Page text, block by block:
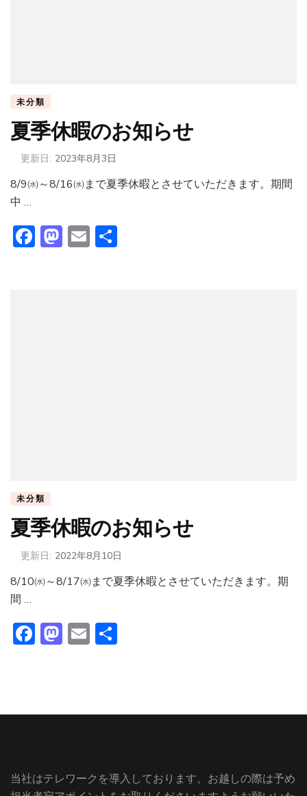
未分類
夏季休暇のお知らせ
更新日: 2023年8月3日
8/9㈬～8/16㈬まで夏季休暇とさせていただきます。期間
中 …
Facebook
Mastodon
Email
未分類
夏季休暇のお知らせ
更新日: 2022年8月10日
8/10㈬～8/17㈬まで夏季休暇とさせていただきます。期
間 …
Facebook
Mastodon
Email
当社はテレワークを導入しております。お越しの際は予め